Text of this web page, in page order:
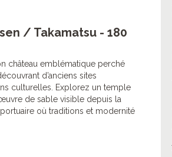
/ Takamatsu - 180
château emblématique perché
d’anciens sites
culturelles. Explorez un temple
de sable visible depuis la
où traditions et modernité